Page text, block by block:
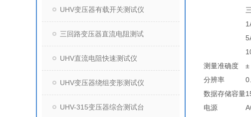
UHV变压器有载开关测试仪
三回路变压器直流电阻测试
UHV直流电阻快速测试仪
UHV变压器绕组变形测试仪
UHV-315变压器综合测试台
测量准确度
±
分辨率
数据存储容量
电源